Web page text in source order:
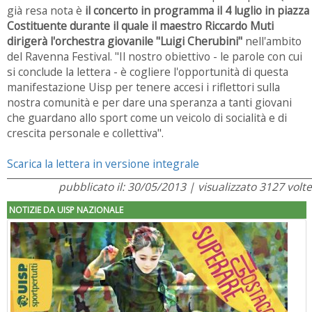
già resa nota è il concerto in programma il 4 luglio in piazza
Costituente durante il quale il maestro Riccardo Muti
dirigerà l'orchestra giovanile "Luigi Cherubini" nell'ambito
del Ravenna Festival. "Il nostro obiettivo - le parole con cui
si conclude la lettera - è cogliere l'opportunità di questa
manifestazione Uisp per tenere accesi i riflettori sulla
nostra comunità e per dare una speranza a tanti giovani
che guardano allo sport come un veicolo di socialità e di
crescita personale e collettiva".
Scarica la lettera in versione integrale
pubblicato il: 30/05/2013 | visualizzato 3127 volte
NOTIZIE DA UISP NAZIONALE